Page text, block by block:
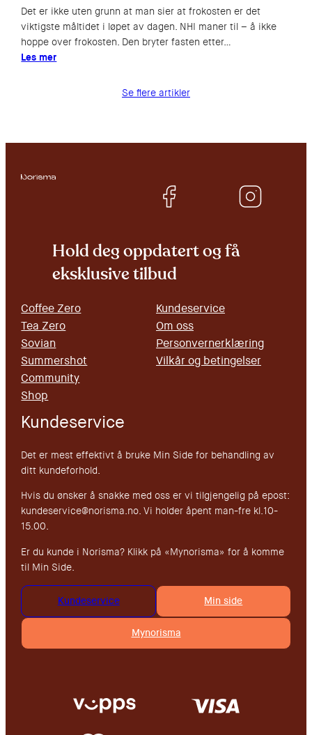
Det er ikke uten grunn at man sier at frokosten er det
viktigste måltidet i løpet av dagen. NHI maner til – å ikke
hoppe over frokosten. Den bryter fasten etter…
Les mer
Se flere artikler
Hold deg oppdatert og få
eksklusive tilbud
Coffee Zero
Tea Zero
Sovian
Summershot
Community
Shop
Kundeservice
Om oss
Personvernerklæring
Vilkår og betingelser
Kundeservice
Det er mest effektivt å bruke Min Side for behandling av
ditt kundeforhold.
Hvis du ønsker å snakke med oss er vi tilgjengelig på epost:
kundeservice@norisma.no. Vi holder åpent man-fre kl.10-
15.00.
Er du kunde i Norisma? Klikk på «Mynorisma» for å komme
til Min Side.
Min side
Kundeservice
Mynorisma